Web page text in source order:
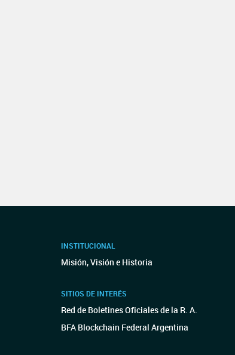
INSTITUCIONAL
Misión, Visión e Historia
SITIOS DE INTERÉS
Red de Boletines Oficiales de la R. A.
BFA Blockchain Federal Argentina